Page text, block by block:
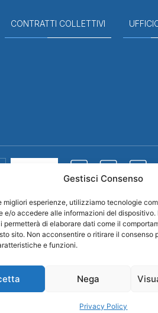
Gestisci Consenso
migliori esperienze, utilizziamo tecnologie
e/o accedere alle informazioni del dispositivo.
permetterà di elaborare dati come il
sito. Non acconsentire o ritirare il consenso
e funzioni.
Nega
Privacy Policy
CONTRATTI COLLETTIVI
Credits